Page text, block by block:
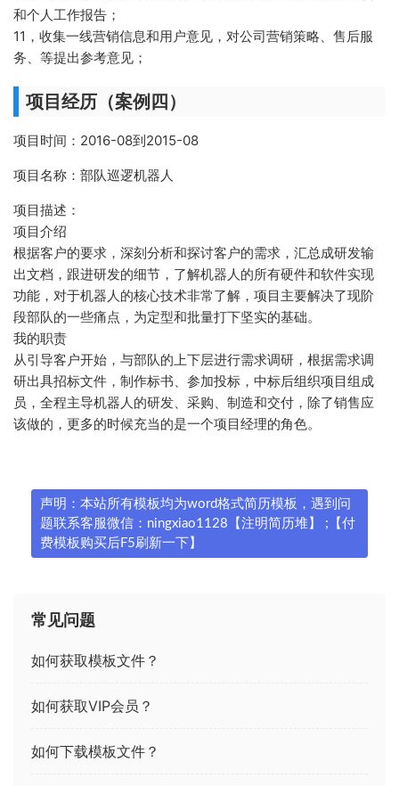
和个人工作报告；
11，收集一线营销信息和用户意见，对公司营销策略、售后服
务、等提出参考意见；
项目经历（案例四）
项目时间：2016-08到2015-08
项目名称：部队巡逻机器人
项目描述：
项目介绍
根据客户的要求，深刻分析和探讨客户的需求，汇总成研发输
出文档，跟进研发的细节，了解机器人的所有硬件和软件实现
功能，对于机器人的核心技术非常了解，项目主要解决了现阶
段部队的一些痛点，为定型和批量打下坚实的基础。
我的职责
从引导客户开始，与部队的上下层进行需求调研，根据需求调
研出具招标文件，制作标书、参加投标，中标后组织项目组成
员，全程主导机器人的研发、采购、制造和交付，除了销售应
该做的，更多的时候充当的是一个项目经理的角色。
声明：本站所有模板均为word格式简历模板，遇到问
题联系客服微信：ningxiao1128【注明简历堆】 ;【付
费模板购买后F5刷新一下】
常见问题
如何获取模板文件？
如何获取VIP会员？
如何下载模板文件？